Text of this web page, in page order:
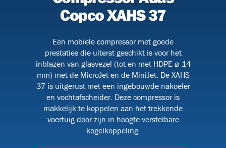
Copco XAHS 37
Een mobiele compressor met goede
prestaties die uiterst geschikt is voor het
inblazen van glasvezel (tot en met HDPE ⌀ 14
mm) met de MicroJet en de MiniJet. De XAHS
37 is uitgerust met een ingebouwde nakoeler
en vochtafscheider. Deze compressor is
makkelijk te koppelen aan het trekkende
voertuig door zijn in hoogte verstelbare
kogelkoppeling.